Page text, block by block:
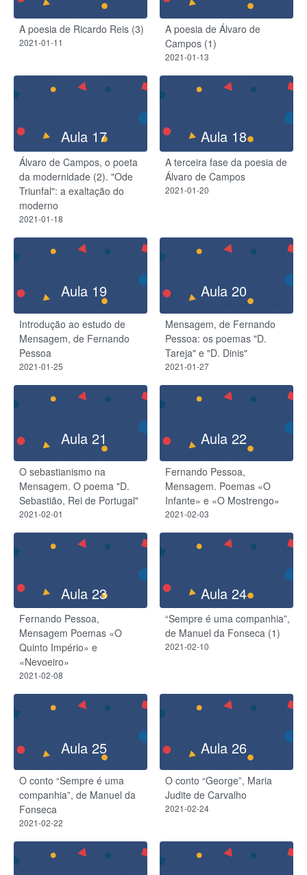
A poesia de Ricardo Reis (3)
2021-01-11
A poesia de Álvaro de
Campos (1)
2021-01-13
Aula 17
Álvaro de Campos, o poeta
da modernidade (2). "Ode
Triunfal": a exaltação do
moderno
2021-01-18
Aula 18
A terceira fase da poesia de
Álvaro de Campos
2021-01-20
Aula 19
Introdução ao estudo de
Mensagem, de Fernando
Pessoa
2021-01-25
Aula 20
Mensagem, de Fernando
Pessoa: os poemas "D.
Tareja" e "D. Dinis"
2021-01-27
Aula 21
O sebastianismo na
Mensagem. O poema "D.
Sebastião, Rei de Portugal"
2021-02-01
Aula 22
Fernando Pessoa,
Mensagem. Poemas «O
Infante» e «O Mostrengo»
2021-02-03
Aula 23
Fernando Pessoa,
Mensagem Poemas «O
Quinto Império» e
«Nevoeiro»
2021-02-08
Aula 24
“Sempre é uma companhia”,
de Manuel da Fonseca (1)
2021-02-10
Aula 25
O conto “Sempre é uma
companhia”, de Manuel da
Fonseca
2021-02-22
Aula 26
O conto “George”, Maria
Judite de Carvalho
2021-02-24